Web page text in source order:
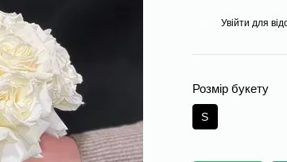
Увійти для
Розмір букету
S